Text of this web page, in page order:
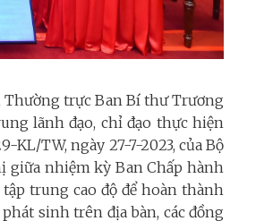
trực Ban Bí thư Trương
lãnh đạo, chỉ đạo thực hiện
TW, ngày 27-7-2023, của Bộ
nhiệm kỳ Ban Chấp hành
trung cao độ để hoàn thành
sinh trên địa bàn, các đồng